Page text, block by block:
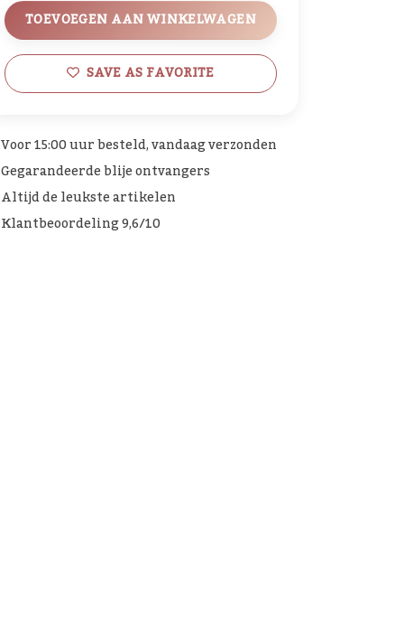
TOEVOEGEN AAN WINKELWAGEN
SAVE AS FAVORITE
Voor 15:00 uur besteld, vandaag verzonden
Gegarandeerde blije ontvangers
Altijd de leukste artikelen
Klantbeoordeling 9,6/10